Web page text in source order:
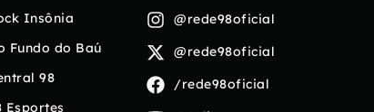
Insônia
Fundo do Baú
98
Esportes
@rede98oficial
@rede98oficial
/rede98oficial